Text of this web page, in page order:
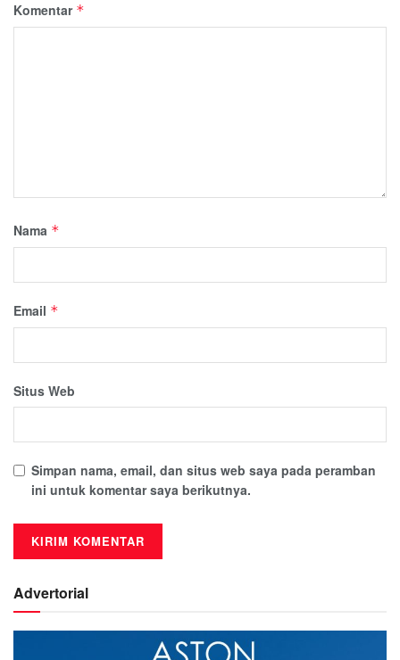
Komentar *
Nama *
Email *
Situs Web
Simpan nama, email, dan situs web saya pada peramban
ini untuk komentar saya berikutnya.
Advertorial